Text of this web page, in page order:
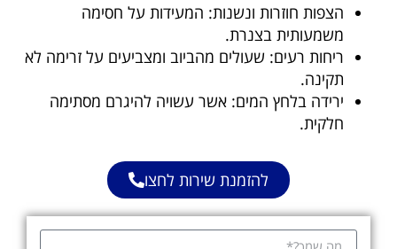
הצפות חוזרות ונשנות: המעידות על חסימה
משמעותית בצנרת.
ריחות רעים: שעולים מהביוב ומצביעים על זרימה לא
תקינה.
ירידה בלחץ המים: אשר עשויה להיגרם מסתימה
חלקית.
להזמנת שירות לחצו